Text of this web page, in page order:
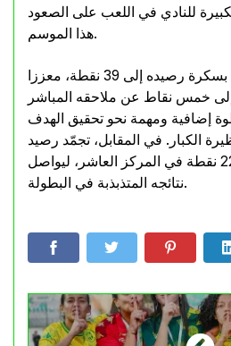
للنادي في اللعب على الصعود
هذا الموسم.
وبهذا الانتصار، رفع اتحاد بسكرة رصيده إلى 39 نقطة، معززا
خمس نقاط عن ملاحقه المباشر
إضافية ومهمة نحو تحقيق الهدف
الكبار. في المقابل، تجمّد رصيد
مولودية قسنطينة عند 22 نقطة في المركز العاشر، ليواصل
نتائجه المتذبذبة في البطولة.